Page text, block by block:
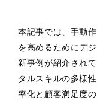
本記事では、手動
を高めるためにデ
新事例が紹介され
タルスキルの多様
率化と顧客満足度